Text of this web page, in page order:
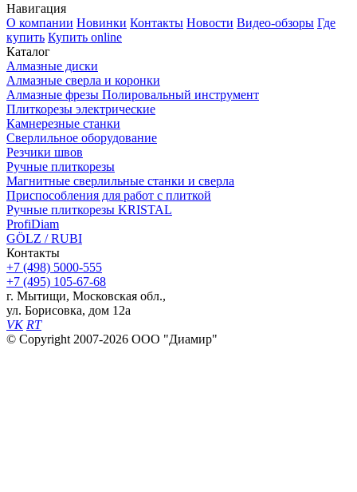
Навигация
О компании Новинки Контакты Новости Видео-обзоры Где
купить Купить online
Каталог
Алмазные диски
Алмазные сверла и коронки
Алмазные фрезы Полировальный инструмент
Плиткорезы электрические
Камнерезные станки
Сверлильное оборудование
Резчики швов
Ручные плиткорезы
Магнитные сверлильные станки и сверла
Приспособления для работ с плиткой
Ручные плиткорезы KRISTAL
ProfiDiam
GÖLZ / RUBI
Контакты
+7 (498) 5000-555
+7 (495) 105-67-68
г. Мытищи, Московская обл.,
ул. Борисовка, дом 12а
VK RT
© Copyright 2007-2026 ООО "Диамир"